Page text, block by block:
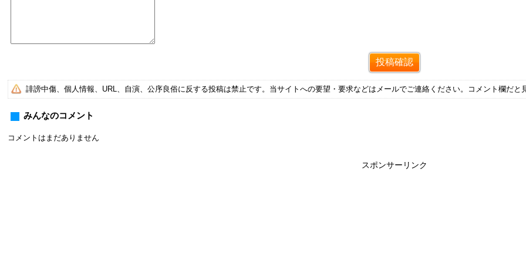
誹謗中傷、個人情報、URL、自演、公序良俗に反する投稿は禁止です。当サイトへの要望・要求などはメールでご連絡ください。コメント欄だと
みんなのコメント
コメントはまだありません
スポンサーリンク